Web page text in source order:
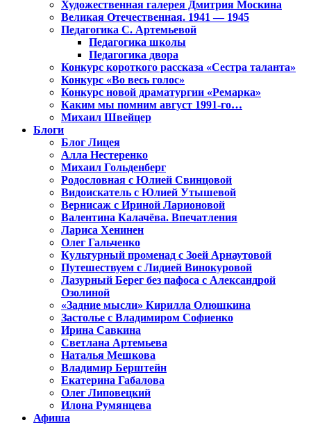
Художественная галерея Дмитрия Москина
Великая Отечественная. 1941 — 1945
Педагогика С. Артемьевой
Педагогика школы
Педагогика двора
Конкурс короткого рассказа «Сестра таланта»
Конкурс «Во весь голос»
Конкурс новой драматургии «Ремарка»
Каким мы помним август 1991-го…
Михаил Швейцер
Блоги
Блог Лицея
Алла Нестеренко
Михаил Гольденберг
Родословная с Юлией Свинцовой
Видоискатель с Юлией Утышевой
Вернисаж с Ириной Ларионовой
Валентина Калачёва. Впечатления
Лариса Хенинен
Олег Гальченко
Культурный променад с Зоей Арнаутовой
Путешествуем с Лидией Винокуровой
Лазурный Берег без пафоса с Александрой
Озолиной
«Задние мысли» Кирилла Олюшкина
Застолье с Владимиром Софиенко
Ирина Савкина
Светлана Артемьева
Наталья Мешкова
Владимир Берштейн
Екатерина Габалова
Олег Липовецкий
Илона Румянцева
Афиша